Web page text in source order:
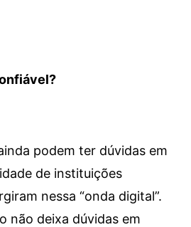
podem ter dúvidas em
de instituições
nessa “onda digital”.
não deixa dúvidas em